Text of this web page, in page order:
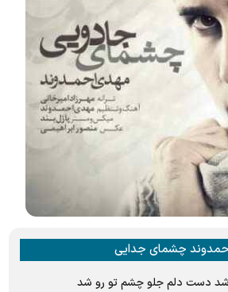
چشمای جدایی
دست دلم جلو چشم تو رو شد